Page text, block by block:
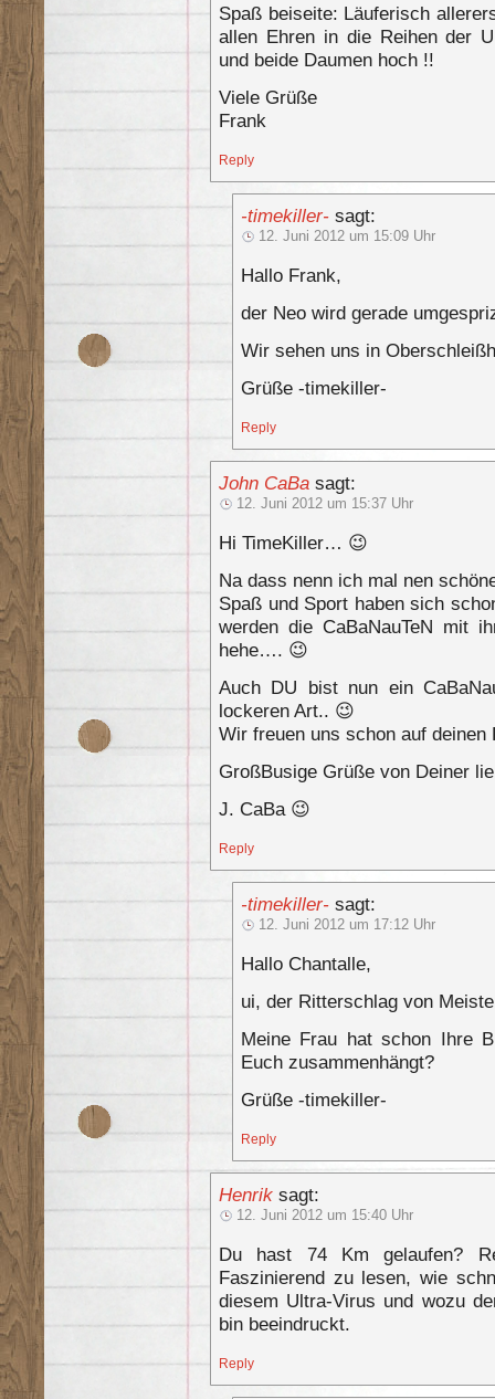
Spaß beiseite: Läuferisch
allen Ehren in die Reihen der
und beide Daumen hoch !!
Viele Grüße
Frank
Reply
-timekiller- sagt:
12. Juni 2012 um 15:09 Uhr
Hallo Frank,
der Neo wird gerade
Wir sehen uns in
Grüße -timekiller-
Reply
John CaBa sagt:
12. Juni 2012 um 15:37 Uhr
Hi TimeKiller… 😉
Na dass nenn ich mal nen
Spaß und Sport haben sich
werden die CaBaNauTeN mit
hehe…. 😉
Auch DU bist nun ein
lockeren Art.. 😉
Wir freuen uns schon auf
GroßBusige Grüße von Deiner
J. CaBa 😉
Reply
-timekiller- sagt:
12. Juni 2012 um 17:12 Uhr
Hallo Chantalle,
ui, der Ritterschlag von
Meine Frau hat schon Ihre
Euch zusammenhängt?
Grüße -timekiller-
Reply
Henrik sagt:
12. Juni 2012 um 15:40 Uhr
Du hast 74 Km gelaufen?
Faszinierend zu lesen, wie
diesem Ultra-Virus und wozu
bin beeindruckt.
Reply